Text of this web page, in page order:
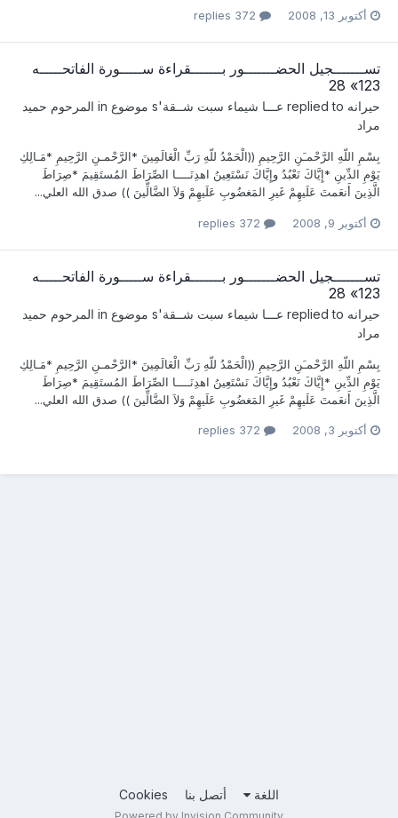
أكتوبر 13, 2008
تســـــــجيل الحضـــــــور بـــــــقراءة ســـــورة الفاتحـــــه
123» 28
حيرانه عـــا شيماء سبت شــقة's موضوع in
المرحوم حميد
مراد
بِسْمِ اللّهِ الرَّحْمـَنِ الرَّحِيمِ ((الْحَمْدُ للّهِ رَبِّ الْعَالَمِينَ *الرَّحْمـنِ الرَّحِيمِ *مَـالِكِ
يَوْمِ الدِّينِ *إِيَّاكَ نَعْبُدُ وإِيَّاكَ نَسْتَعِينُ اهدِنَــــا الصِّرَاطَ المُستَقِيمَ *صِرَاطَ
الَّذِينَ أَنعَمتَ عَلَيهِمْ غَيرِ المَغضُوبِ عَلَيهِمْ وَلاَ الضَّالِّينَ )) صدق الله العلي...
أكتوبر 9, 2008
تســـــــجيل الحضـــــــور بـــــــقراءة ســـــورة الفاتحـــــه
123» 28
حيرانه عـــا شيماء سبت شــقة's موضوع in
المرحوم حميد
مراد
بِسْمِ اللّهِ الرَّحْمـَنِ الرَّحِيمِ ((الْحَمْدُ للّهِ رَبِّ الْعَالَمِينَ *الرَّحْمـنِ الرَّحِيمِ *مَـالِكِ
يَوْمِ الدِّينِ *إِيَّاكَ نَعْبُدُ وإِيَّاكَ نَسْتَعِينُ اهدِنَــــا الصِّرَاطَ المُستَقِيمَ *صِرَاطَ
الَّذِينَ أَنعَمتَ عَلَيهِمْ غَيرِ المَغضُوبِ عَلَيهِمْ وَلاَ الضَّالِّينَ )) صدق الله العلي...
أكتوبر 3, 2008
اللغة أتصل بنا Cookies